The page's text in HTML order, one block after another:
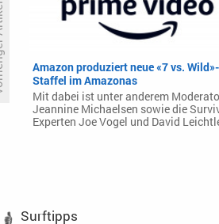
Shahid kauft CJ ENM-Dramen
Amazon produziert neue «7 vs. Wild»-
Staffel im Amazonas
Mit dabei ist unter anderem
Jeannine Michaelsen sowie die
Experten Joe Vogel und David
Surftipps